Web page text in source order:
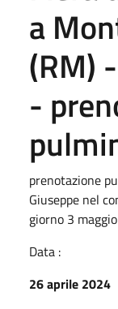
a
(RM)
-
prenotazione
Giuseppe nel
giorno 3
Data :
26 aprile 2024